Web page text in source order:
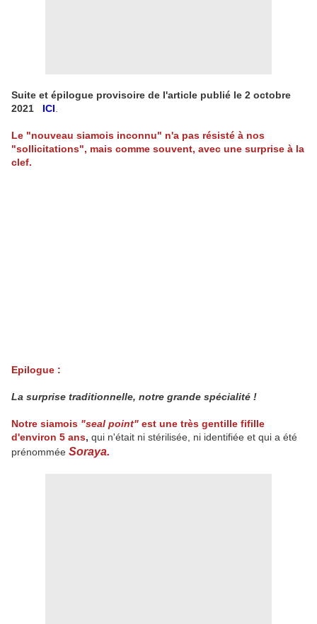
Suite et épilogue provisoire de l'article publié le 2 octobre
2021
ICI
Le "nouveau siamois inconnu" n'a pas résisté à nos
"sollicitations", mais comme souvent, avec une surprise à la
clef.
Epilogue :
La surprise traditionnelle, notre grande spécialité !
Notre siamois "seal point" est une très gentille fifille
d'environ 5 ans, qui n'était ni stérilisée, ni identifiée et qui a été
prénommée Soraya.